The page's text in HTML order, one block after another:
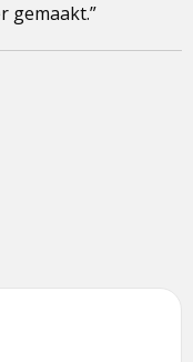
gemaakt.”